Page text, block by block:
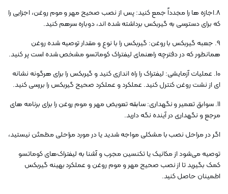
8.اجازه ها را مجدداً جمع کنید: پس از نصب صحیح مهر و موم روغن، اجزایی را
که برای دسترسی به گیربکس برداشته شده اند، دوباره سرهم کنید.
9. جعبه گیربکس با روغن: گیربکس را با نوع و مقدار توصیه شده روغن
همانطور که در دفترچه راهنمای لیفتراک کوماتسو مشخص شده است پر کنید.
10. عملیات آزمایشی: لیفتراک را راه اندازی کنید و گیربکس را برای هرگونه نشانه
ای از نشت روغن کنترل کنید. عملکرد و عملکرد صحیح گیربکس را بررسی کنید.
11. سوابق تعمیر و نگهداری: سابقه تعویض مهر و موم روغن را برای برنامه های
مرجع و نگهداری در آینده نگه دارید.
اگر در مراحل نصب با مشکلی مواجه شدید یا در مورد مراحلی مطمئن نیستید،
توصیه می‌شود از مکانیک یا تکنسین مجرب و آشنا به لیفتراک‌های کوماتسو
کمک بگیرید تا از نصب صحیح مهر و موم روغن و عملکرد بهینه گیربکس
اطمینان حاصل کنید.